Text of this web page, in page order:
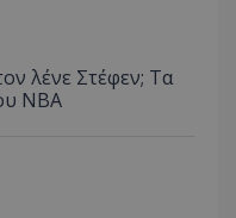
λένε Στέφεν; Τα
NBA